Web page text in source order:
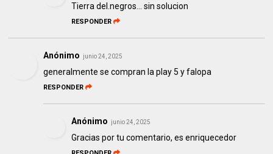
Tierra del.negros... sin solucion
RESPONDER
Anónimo junio 24, 2025
generalmente se compran la play 5 y falopa
RESPONDER
Anónimo junio 24, 2025
Gracias por tu comentario, es enriquecedor